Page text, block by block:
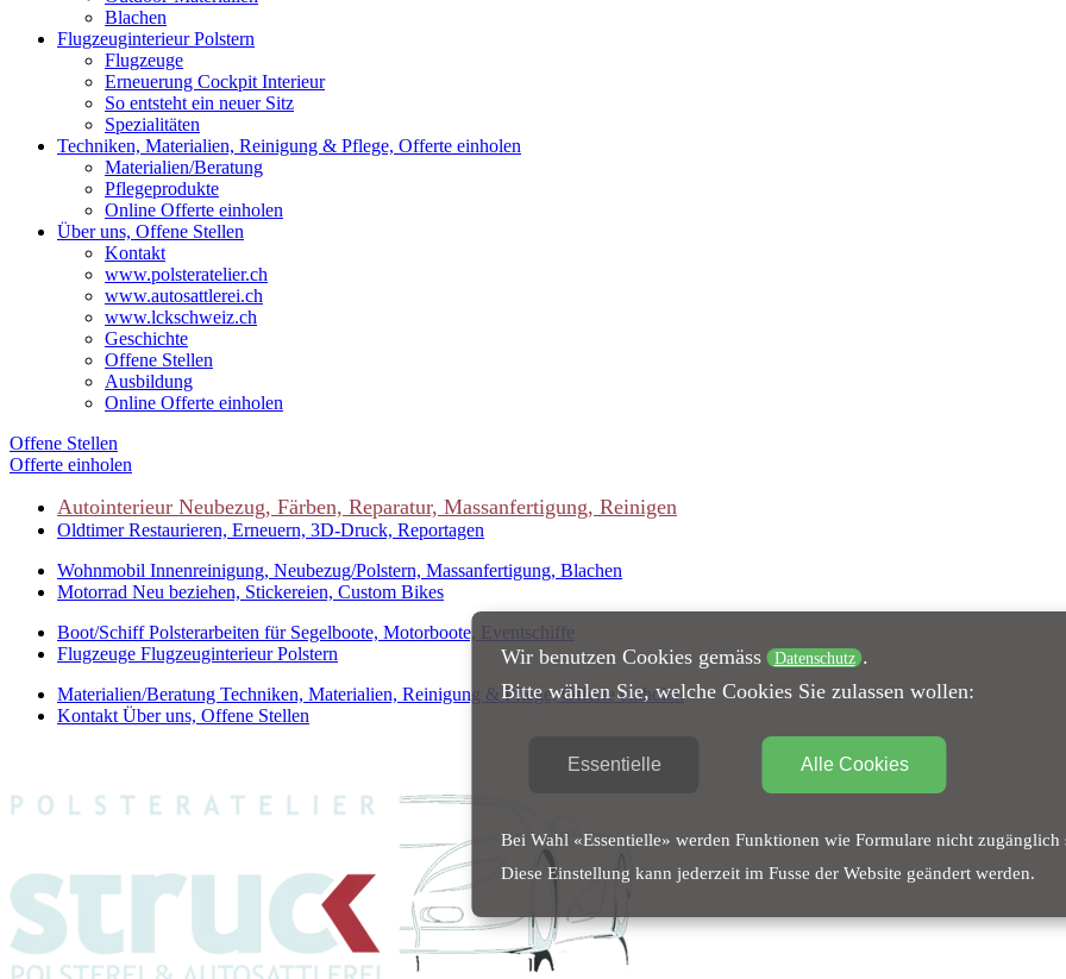
Blachen
Flugzeuginterieur Polstern
Flugzeuge
Erneuerung Cockpit Interieur
So entsteht ein neuer Sitz
Spezialitäten
Techniken, Materialien, Reinigung & Pflege, Offerte einholen
Materialien/Beratung
Pflegeprodukte
Online Offerte einholen
Über uns, Offene Stellen
Kontakt
www.polsteratelier.ch
www.autosattlerei.ch
www.lckschweiz.ch
Geschichte
Offene Stellen
Ausbildung
Online Offerte einholen
Offene Stellen
Offerte einholen
Autointerieur Neubezug, Färben, Reparatur, Massanfertigung, Reinigen
OldtimerRestaurieren, Erneuern, 3D-Druck, Reportagen
Wohnmobil Innenreinigung, Neubezug/Polstern, Massanfertigung, Blachen
Motorrad Neu beziehen, Stickereien, Custom Bikes
Boot/SchiffPolsterarbeiten für Segelboote, Motorboote, Eventschiffe
Flugzeuge Flugzeuginterieur Polstern
Materialien/Beratung Techniken, Materialien, Reinigung & Pflege, Offerte einholen
KontaktÜber uns, Offene Stellen
Wir benutzen Cookies gemäss Datenschutz .
Bitte wählen Sie, welche Cookies Sie zulassen wollen:
Essentielle Alle Cookies
Bei Wahl «Essentielle» werden Funktionen wie Formulare nicht zugänglich
Diese Einstellung kann jederzeit im Fusse der Website geändert werden.